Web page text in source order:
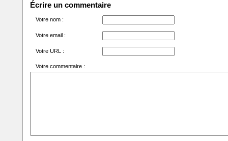
Écrire un commentaire
Votre nom :
Votre email :
Votre URL :
Votre commentaire :